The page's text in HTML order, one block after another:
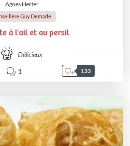
Agnes Herter
Guy Demarle
à l'ail et au persil
Délicieux
1 133